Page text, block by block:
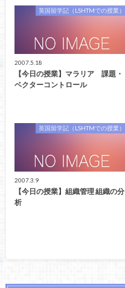
英国留学記（LSHTMでの授業）
2007.5.18
【今日の授業】マラリア 課題・
ベクターコントロール
英国留学記（LSHTMでの授業）
2007.3.9
【今日の授業】組織管理 組織の分
析